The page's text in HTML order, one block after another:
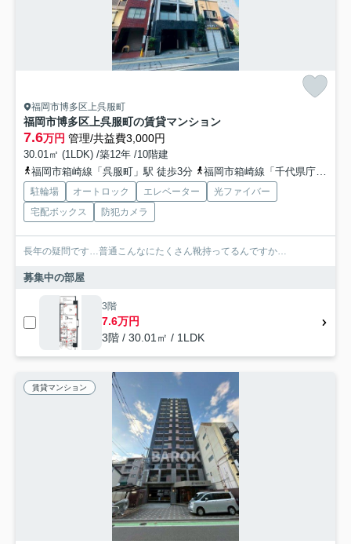
福岡市博多区上呉服町
福岡市博多区上呉服町の賃貸マンション
7.6万円 管理/共益費3,000円
30.01㎡ (1LDK) /築12年 /10階建
福岡市箱崎線「呉服町」駅 徒歩3分
福岡市箱崎線「千代県庁口」駅 徒歩9分
駐輪場 オートロック エレベーター
光ファイバー
宅配ボックス
防犯カメラ
長年の疑問です…普通こんなにたくさん靴持ってるんですか…
募集中の部屋
3階
7.6万円
3階 / 30.01㎡ / 1LDK
賃貸マンション